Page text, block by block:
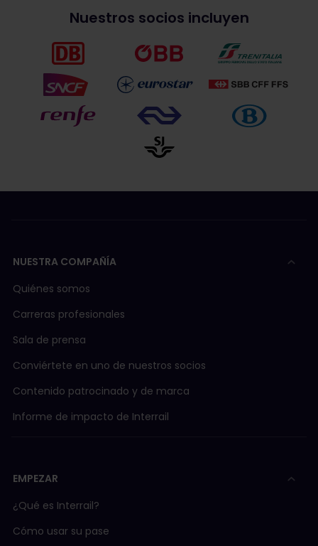
Nuestros socios incluyen
NUESTRA COMPAÑÍA
Quiénes somos
Carreras profesionales
Sala de prensa
Conviértete en uno de nuestros socios
Contenido patrocinado y de marca
Informe de impacto de Interrail
EMPEZAR
¿Qué es Interrail?
Cómo usar su pase